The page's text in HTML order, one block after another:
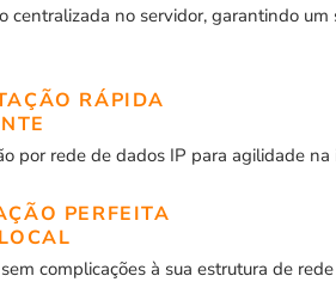
centralizada no servidor, garantindo um
RÁPIDA
por rede de dados IP para agilidade
PERFEITA
complicações à sua estrutura de